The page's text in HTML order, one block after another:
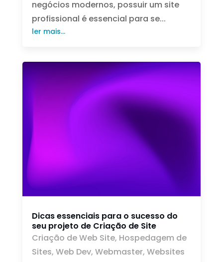
negócios modernos, possuir um site
profissional é essencial para se...
ler mais...
Dicas essenciais para o sucesso do
seu projeto de Criação de Site
Criação de Web Site, Hospedagem de
Sites, Web Dev, Webmaster, Websites